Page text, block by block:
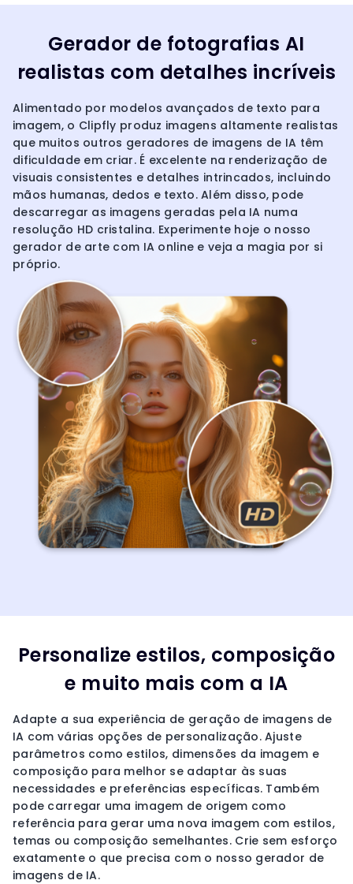
Gerador de fotografias AI
realistas com detalhes incríveis
Alimentado por modelos avançados de texto para
imagem, o Clipfly produz imagens altamente realistas
que muitos outros geradores de imagens de IA têm
dificuldade em criar. É excelente na renderização de
visuais consistentes e detalhes intrincados, incluindo
mãos humanas, dedos e texto. Além disso, pode
descarregar as imagens geradas pela IA numa
resolução HD cristalina. Experimente hoje o nosso
gerador de arte com IA online e veja a magia por si
próprio.
Personalize estilos, composição
e muito mais com a IA
Adapte a sua experiência de geração de imagens de
IA com várias opções de personalização. Ajuste
parâmetros como estilos, dimensões da imagem e
composição para melhor se adaptar às suas
necessidades e preferências específicas. Também
pode carregar uma imagem de origem como
referência para gerar uma nova imagem com estilos,
temas ou composição semelhantes. Crie sem esforço
exatamente o que precisa com o nosso gerador de
imagens de IA.